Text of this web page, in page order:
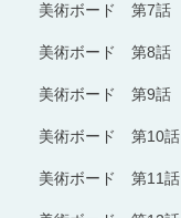
美術ボード 第7話
美術ボード 第8話
美術ボード 第9話
美術ボード 第10話
美術ボード 第11話